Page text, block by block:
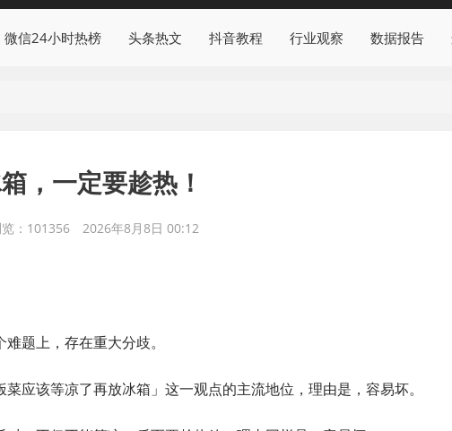
微信24小时热榜 头条热文 抖音教程 行业观察 数据报告
，一定要趁热！
：101356 2026年8月8日 00:12
题上，存在重大分歧。
应该等凉了再放冰箱」这一观点的主流地位，理由是，容易坏。